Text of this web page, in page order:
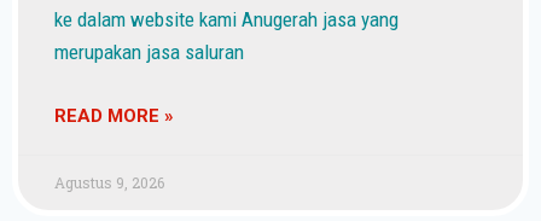
ke dalam website kami Anugerah jasa yang
merupakan jasa saluran
READ MORE »
Agustus 9, 2026